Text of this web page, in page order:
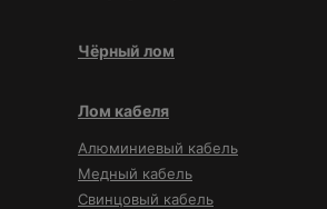
Чёрный лом
Лом кабеля
Алюминиевый кабель
Медный кабель
Свинцовый кабель